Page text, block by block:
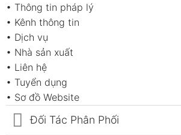
• Thông tin pháp lý
• Kênh thông tin
• Dịch vụ
• Nhà sản xuất
• Liên hệ
• Tuyển dụng
• Sơ đồ Website
Đối Tác Phân Phối